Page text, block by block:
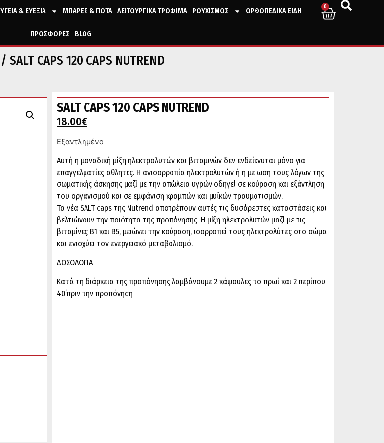
ΥΓΕΙΑ & ΕΥΕΞΙΑ ΜΠΑΡΕΣ & ΠΟΤΑ ΛΕΙΤΟΥΡΓΙΚΑ ΤΡΟΦΙΜΑ ΡΟΥΧΙΣΜΟΣ ΟΡΘΟΠΕΔΙΚΑ ΕΙΔΗ
ΠΡΟΣΦΟΡΕΣ BLOG
0
/ SALT CAPS 120 CAPS NUTREND
SALT CAPS 120 CAPS NUTREND
18.00€
Εξαντλημένο
Αυτή η μοναδική μίξη ηλεκτρολυτών και βιταμινών δεν ενδείκνυται μόνο για
επαγγελματίες αθλητές. Η ανισορροπία ηλεκτρολυτών ή η μείωση τους λόγων της
σωματικής άσκησης μαζί με την απώλεια υγρών οδηγεί σε κούραση και εξάντληση
του οργανισμού και σε εμφάνιση κραμπών και μυϊκών τραυματισμών.
Τα νέα SALT caps της Nutrend αποτρέπουν αυτές τις δυσάρεστες καταστάσεις και
βελτιώνουν την ποιότητα της προπόνησης. Η μίξη ηλεκτρολυτών μαζί με τις
βιταμίνες Β1 και Β5, μειώνει την κούραση, ισορροπεί τους ηλεκτρολύτες στο σώμα
και ενισχύει τον ενεργειακό μεταβολισμό.
ΔΟΣΟΛΟΓΙΑ
Κατά τη διάρκεια της προπόνησης λαμβάνουμε 2 κάψουλες το πρωί και 2 περίπου
40΄πριν την προπόνηση